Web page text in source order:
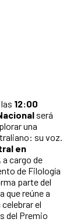
las 12:00
será
una
su voz.
en
, a cargo de
de Filología
parte del
que reúne a
el
del Premio